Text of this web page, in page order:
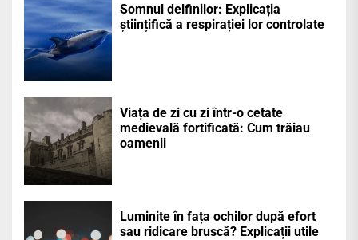
Somnul delfinilor: Explicația
științifică a respirației lor controlate
Viața de zi cu zi într-o cetate
medievală fortificată: Cum trăiau
oamenii
Luminite în fața ochilor după efort
sau ridicare bruscă? Explicații utile